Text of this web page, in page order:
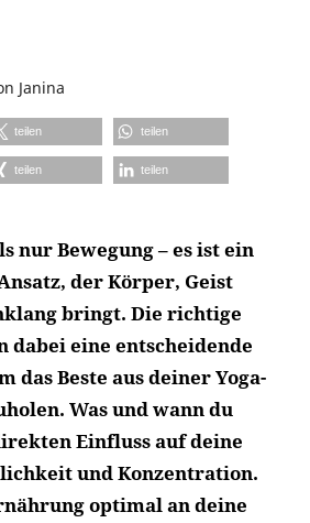
Janina
teilen teilen
teilen teilen
nur Bewegung – es ist ein
der Körper, Geist
bringt. Die richtige
dabei eine entscheidende
das Beste aus deiner Yoga-
Was und wann du
Einfluss auf deine
und Konzentration.
optimal an deine